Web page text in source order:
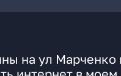
на ул Марченко